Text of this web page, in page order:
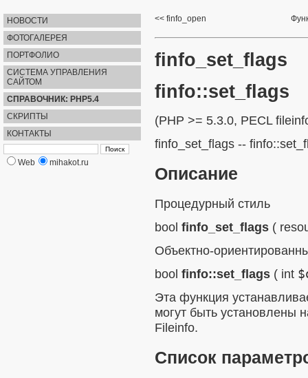
НОВОСТИ
ФОТОГАЛЕРЕЯ
ПОРТФОЛИО
СИСТЕМА УПРАВЛЕНИЯ
САЙТОМ
СПРАВОЧНИК: PHP5.4
СКРИПТЫ
КОНТАКТЫ
Web mihakot.ru
finfo_open
finfo_set_flags
finfo::set_flags
(PHP >= 5.3.0, PECL
finfo_set_flags --
Описание
Процедурный стиль
bool finfo_set_flags (
Объектно-
bool finfo::set_flags ( int
Эта функция
могут быть установлены
Fileinfo.
Список